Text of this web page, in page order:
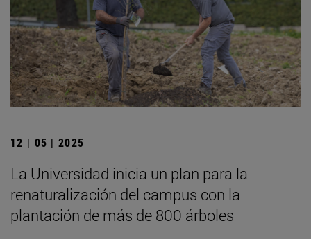
12 | 05 | 2025
La Universidad inicia un plan para la
renaturalización del campus con la
plantación de más de 800 árboles